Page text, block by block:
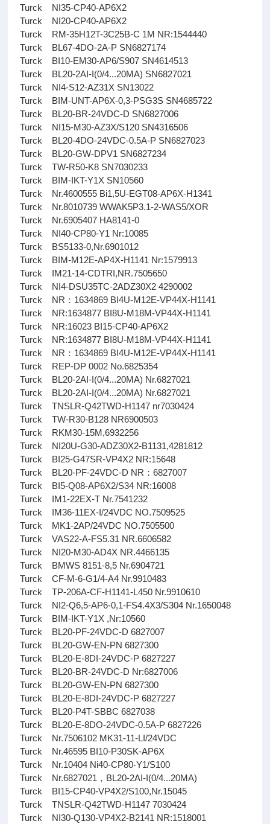
Turck NI35-CP40-AP6X2
Turck NI20-CP40-AP6X2
Turck RM-35H12T-3C25B-C 1M NR:1544440
Turck BL67-4DO-2A-P SN6827174
Turck BI10-EM30-AP6/S907 SN4614513
Turck BL20-2AI-I(0/4...20MA) SN6827021
Turck NI4-S12-AZ31X SN13022
Turck BIM-UNT-AP6X-0,3-PSG3S SN4685722
Turck BL20-BR-24VDC-D SN6827006
Turck NI15-M30-AZ3X/S120 SN4316506
Turck BL20-4DO-24VDC-0.5A-P SN6827023
Turck BL20-GW-DPV1 SN6827234
Turck TW-R50-K8 SN7030233
Turck BIM-IKT-Y1X SN10560
Turck Nr.4600555 Bi1,5U-EGT08-AP6X-H1341
Turck Nr.8010739 WWAK5P3.1-2-WAS5/XOR
Turck Nr.6905407 HA8141-0
Turck NI40-CP80-Y1 Nr:10085
Turck BS5133-0,Nr.6901012
Turck BIM-M12E-AP4X-H1141 Nr:1579913
Turck IM21-14-CDTRI,NR.7505650
Turck NI4-DSU35TC-2ADZ30X2 4290002
Turck NR：1634869 BI4U-M12E-VP44X-H1141
Turck NR:1634877 BI8U-M18M-VP44X-H1141
Turck NR:16023 BI15-CP40-AP6X2
Turck NR:1634877 BI8U-M18M-VP44X-H1141
Turck NR：1634869 BI4U-M12E-VP44X-H1141
Turck REP-DP 0002 No.6825354
Turck BL20-2AI-I(0/4...20MA) Nr.6827021
Turck BL20-2AI-I(0/4...20MA) Nr.6827021
Turck TNSLR-Q42TWD-H1147 nr7030424
Turck TW-R30-B128 NR6900503
Turck RKM30-15M,6932256
Turck NI20U-G30-ADZ30X2-B1131,4281812
Turck BI25-G47SR-VP4X2 NR:15648
Turck BL20-PF-24VDC-D NR：6827007
Turck BI5-Q08-AP6X2/S34 NR:16008
Turck IM1-22EX-T Nr.7541232
Turck IM36-11EX-I/24VDC NO.7509525
Turck MK1-2AP/24VDC NO.7505500
Turck VAS22-A-FS5.31 NR.6606582
Turck NI20-M30-AD4X NR.4466135
Turck BMWS 8151-8,5 Nr.6904721
Turck CF-M-6-G1/4-A4 Nr.9910483
Turck TP-206A-CF-H1141-L450 Nr.9910610
Turck NI2-Q6,5-AP6-0,1-FS4.4X3/S304 Nr.1650048
Turck BIM-IKT-Y1X ,Nr:10560
Turck BL20-PF-24VDC-D 6827007
Turck BL20-GW-EN-PN 6827300
Turck BL20-E-8DI-24VDC-P 6827227
Turck BL20-BR-24VDC-D Nr:6827006
Turck BL20-GW-EN-PN 6827300
Turck BL20-E-8DI-24VDC-P 6827227
Turck BL20-P4T-SBBC 6827038
Turck BL20-E-8DO-24VDC-0.5A-P 6827226
Turck Nr.7506102 MK31-11-LI/24VDC
Turck Nr.46595 BI10-P30SK-AP6X
Turck Nr.10404 Ni40-CP80-Y1/S100
Turck Nr.6827021，BL20-2AI-I(0/4...20MA)
Turck BI15-CP40-VP4X2/S100,Nr.15045
Turck TNSLR-Q42TWD-H1147 7030424
Turck NI30-Q130-VP4X2-B2141 NR:1518001